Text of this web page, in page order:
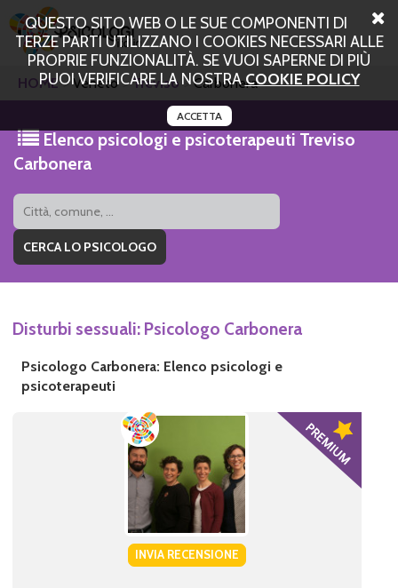
QUESTO SITO WEB O LE SUE COMPONENTI DI
TERZE PARTI UTILIZZANO I COOKIES NECESSARI ALLE
PROPRIE FUNZIONALITÀ. SE VUOI SAPERNE DI PIÙ
PUOI VERIFICARE LA NOSTRACOOKIE POLICY
ACCETTA
HOME Veneto Treviso Carbonera
Elenco psicologi e psicoterapeuti Treviso
Carbonera
Disturbi sessuali: Psicologo Carbonera
Psicologo Carbonera: Elenco psicologi e
psicoterapeuti
INVIA RECENSIONE